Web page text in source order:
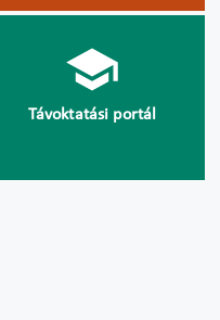
Távoktatási portál